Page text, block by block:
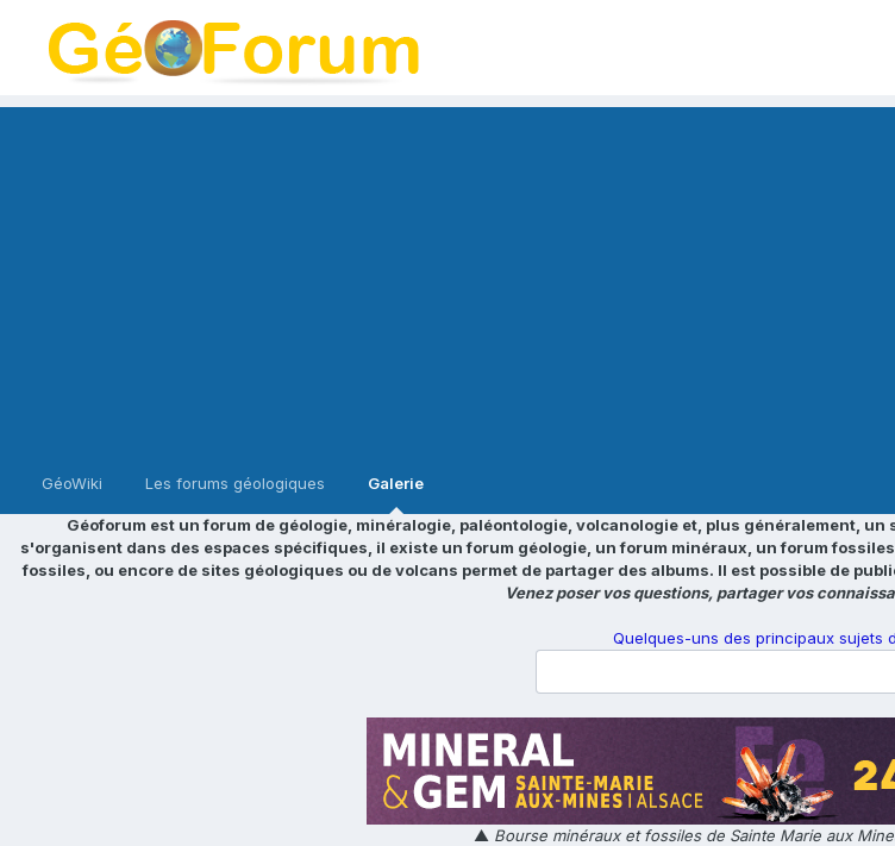
GéoWiki Les forums géologiques Galerie
Géoforum est un forum de géologie, minéralogie, paléontologie, volcanologie et, plus généralement,
s'organisent dans des espaces spécifiques, il existe un forum géologie, un forum minéraux, un forum
fossiles, ou encore de sites géologiques ou de volcans permet de partager des albums. Il est possible de
Venez poser vos questions, partager vos
Quelques-uns des principaux sujets
▲ Bourse minéraux et fossiles de Sainte Marie aux